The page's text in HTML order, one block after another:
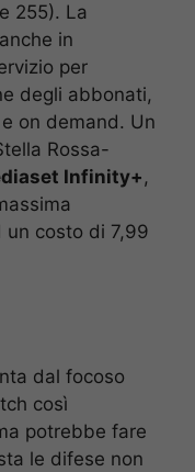
255). La
in
per
degli abbonati,
on demand. Un
Rossa-
Infinity+,
un costo di 7,99
dal focoso
così
potrebbe fare
le difese non